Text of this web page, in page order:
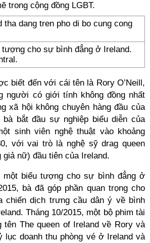
trong cộng đồng LGBT.
cho sự bình đẳng ở Ireland.
biết đến với cái tên là Rory O’Neill,
người có giới tính không đồng nhất
xã hội không chuyên hàng đầu của
bắt đầu sự nghiệp biểu diễn của
sinh viên nghệ thuật vào khoảng
với vai trò là nghệ sỹ drag queen
giả nữ) đầu tiên của Ireland.
một biểu tượng cho sự bình đẳng ở
bà đã góp phần quan trọng cho
chiến dịch trưng cầu dân ý về bình
Tháng 10/2015, một bộ phim tài
tên The queen of Ireland về Rory và
lục doanh thu phòng vé ở Ireland và